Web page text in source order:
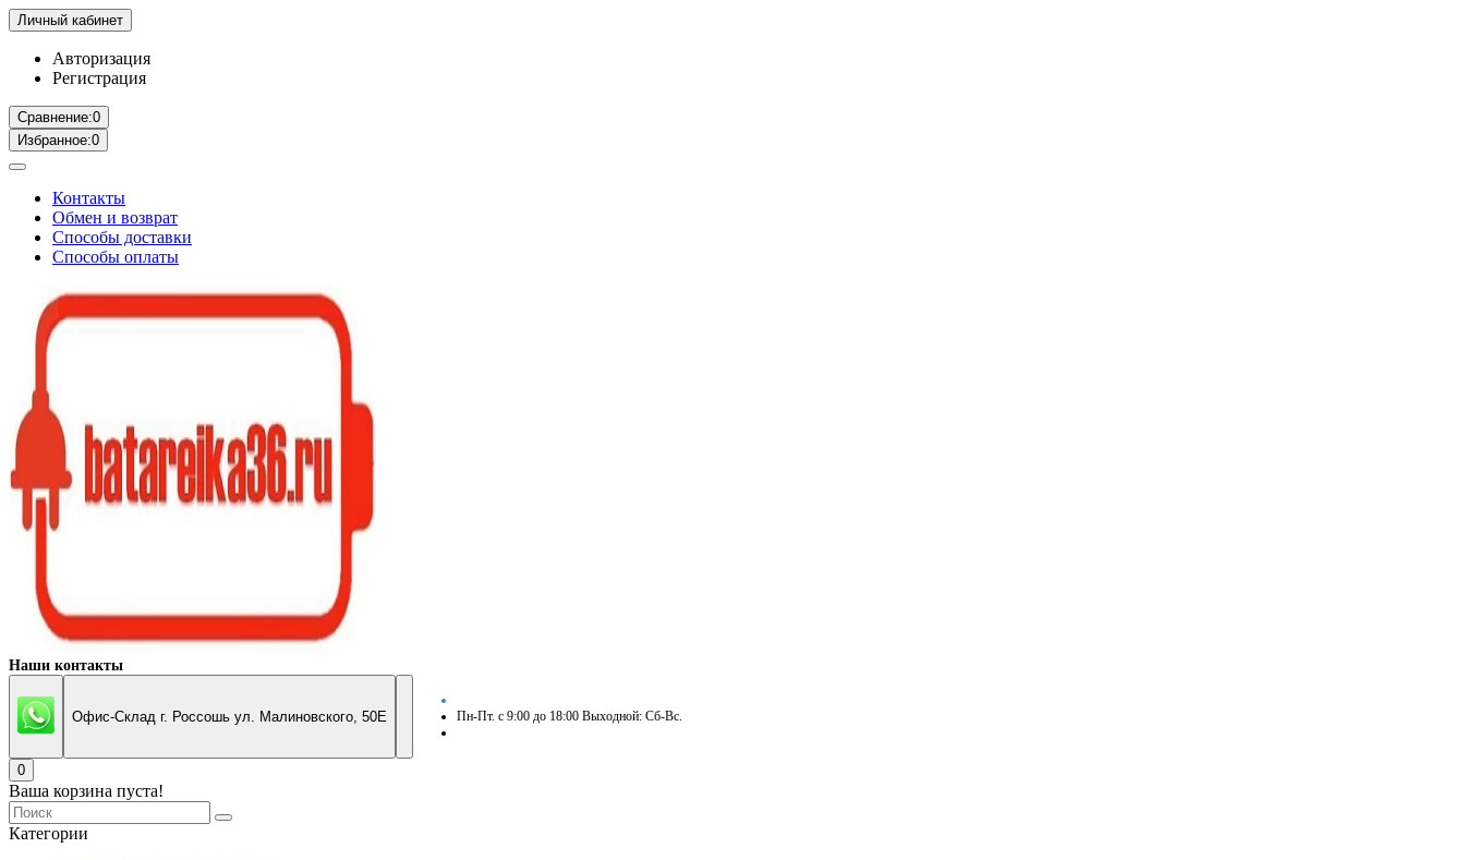
Личный кабинет
Авторизация
Регистрация
Сравнение:0
Избранное:0
Контакты
Обмен и возврат
Способы доставки
Способы оплаты
Наши контакты
Офис-Склад г. Россошь ул. Малиновского, 50Е Пн-Пт. с 9:00 до 18:00 Выходной: Сб-Вс.
0
Ваша корзина пуста!
Категории